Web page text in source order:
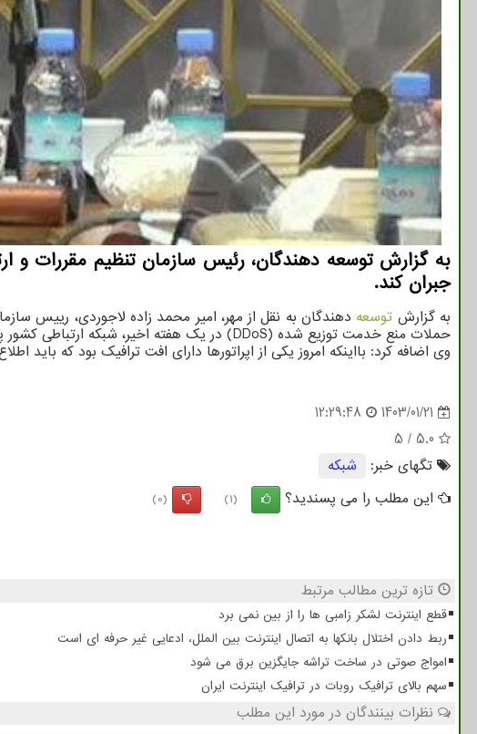
به گزارش توسعه دهندگان، رئیس سازمان تنظیم مقررات و
جبران کند.
به گزارش توسعه دهندگان به نقل از مهر، امیر محمد زاده لاجوردی، رییس
حملات منع خدمت توزیع شده (DDoS) در یک هفته اخیر، شبکه ارتباطی کشور پایدار می باشد.
وی اضافه کرد: بااینکه امروز یکی از اپراتورها دارای افت ترافیک بود که باید
1403/01/21
12:29:48
5.0
/
5
تگهای خبر:
شبكه
این مطلب را می پسندید؟
(1)
(0)
تازه ترین مطالب مرتبط
قطع اینترنت لشکر زامبی ها را از بین نمی برد
ربط دادن اختلال بانکها به اتصال اینترنت بین الملل، ادعایی غیر حرفه ای است
امواج صوتی در ساخت تراشه جایگزین برق می شود
سهم بالای ترافیک روبات در ترافیک اینترنت ایران
نظرات بینندگان در مورد این مطلب